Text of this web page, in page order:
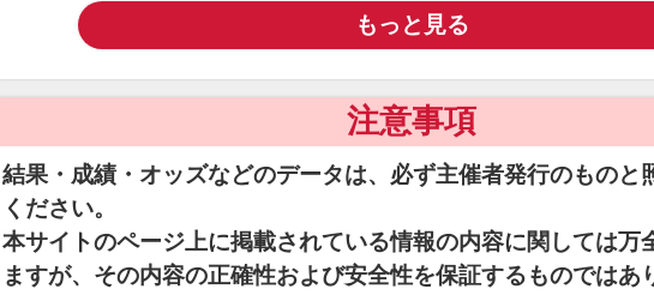
もっと見る
注意事項
結果・成績・オッズなどのデータは、必ず主催者発行のものと
ください。
本サイトのページ上に掲載されている情報の内容に関しては万
ますが、その内容の正確性および安全性を保証するものではあ